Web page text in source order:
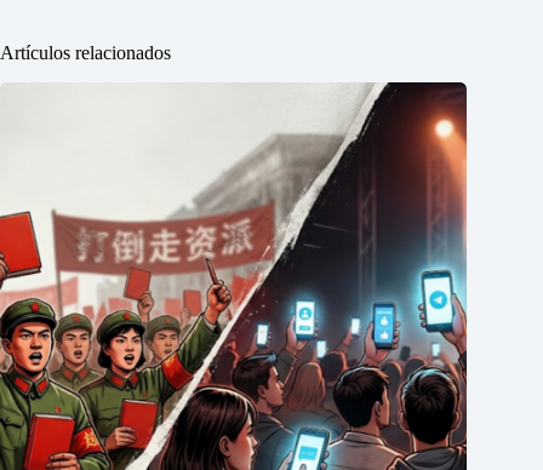
Artículos relacionados